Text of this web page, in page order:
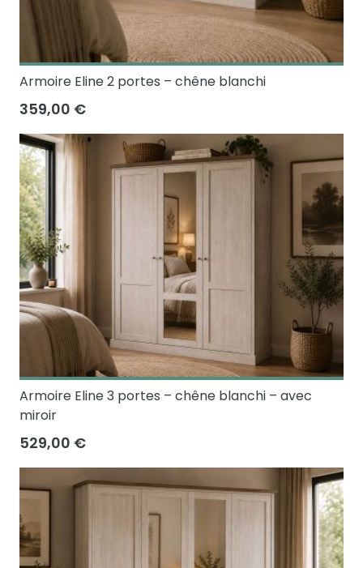
Armoire Eline 2 portes – chêne blanchi
359,00 €
Armoire Eline 3 portes – chêne blanchi – avec
miroir
529,00 €